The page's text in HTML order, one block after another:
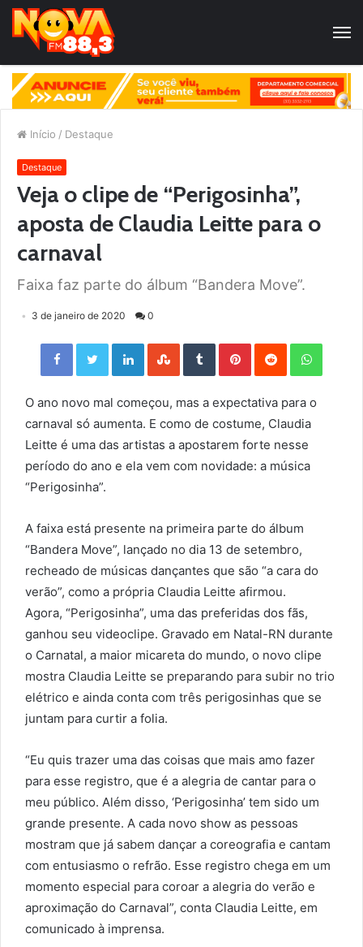
Início / Destaque
Destaque
Veja o clipe de “Perigosinha”,
aposta de Claudia Leitte para o
carnaval
Faixa faz parte do álbum “Bandera Move”.
3 de janeiro de 2020 0
Facebook Twitter LinkedIn StumbleUpon Tumblr Pinterest Reddit
O ano novo mal começou, mas a expectativa para o
carnaval só aumenta. E como de costume, Claudia
Leitte é uma das artistas a apostarem forte nesse
período do ano e ela vem com novidade: a música
“Perigosinha”.
A faixa está presente na primeira parte do álbum
“Bandera Move”, lançado no dia 13 de setembro,
recheado de músicas dançantes que são “a cara do
verão”, como a própria Claudia Leitte afirmou.
Agora, “Perigosinha”, uma das preferidas dos fãs,
ganhou seu videoclipe. Gravado em Natal-RN durante
o Carnatal, a maior micareta do mundo, o novo clipe
mostra Claudia Leitte se preparando para subir no trio
elétrico e ainda conta com três perigosinhas que se
juntam para curtir a folia.
“Eu quis trazer uma das coisas que mais amo fazer
para esse registro, que é a alegria de cantar para o
meu público. Além disso, ‘Perigosinha’ tem sido um
grande presente. A cada novo show as pessoas
mostram que já sabem dançar a coreografia e cantam
com entusiasmo o refrão. Esse registro chega em um
momento especial para coroar a alegria do verão e
aproximação do Carnaval”, conta Claudia Leitte, em
comunicado à imprensa.